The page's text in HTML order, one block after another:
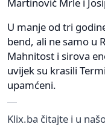
Martinović Mrle i
U manje od tri
bend, ali ne samo u
Mahnitost i sirova
uvijek su krasili
upamćeni.
Klix.ba čitajte i u